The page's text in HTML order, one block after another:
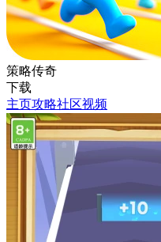
策略传奇
下载
主页攻略社区视频